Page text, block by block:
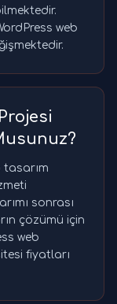
web
tasarım
sonrası
çözümü için
web
fiyatları